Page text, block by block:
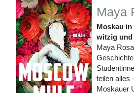
Maya
Moskau in
witzig und
Maya
teilen alles
Moskauer